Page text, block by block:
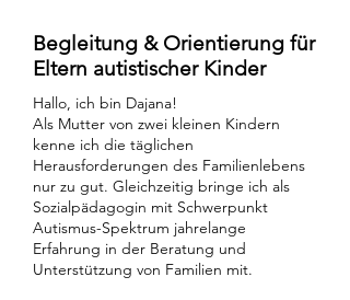
Begleitung & Orientierung für
Eltern autistischer Kinder
Hallo, ich bin Dajana!
Als Mutter von zwei kleinen Kindern
kenne ich die täglichen
Herausforderungen des Familienlebens
nur zu gut. Gleichzeitig bringe ich als
Sozialpädagogin mit Schwerpunkt
Autismus-Spektrum jahrelange
Erfahrung in der Beratung und
Unterstützung von Familien mit.